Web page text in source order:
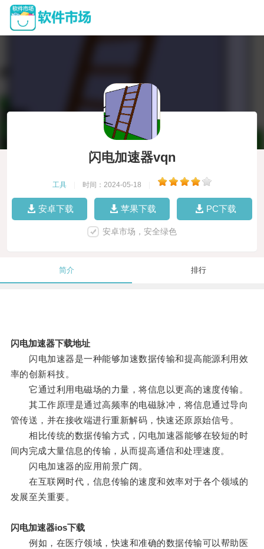
闪电加速器vqn
工具 时间：2024-05-18
安卓下载 苹果下载 PC下载
安卓市场，安全绿色
简介 排行
闪电加速器下载地址
闪电加速器是一种能够加速数据传输和提高能源利用效
率的创新科技。
它通过利用电磁场的力量，将信息以更高的速度传输。
其工作原理是通过高频率的电磁脉冲，将信息通过导向
管传送，并在接收端进行重新解码，快速还原原始信号。
相比传统的数据传输方式，闪电加速器能够在较短的时
间内完成大量信息的传输，从而提高通信和处理速度。
闪电加速器的应用前景广阔。
在互联网时代，信息传输的速度和效率对于各个领域的
发展至关重要。
闪电加速器ios下载
例如，在医疗领域，快速和准确的数据传输可以帮助医